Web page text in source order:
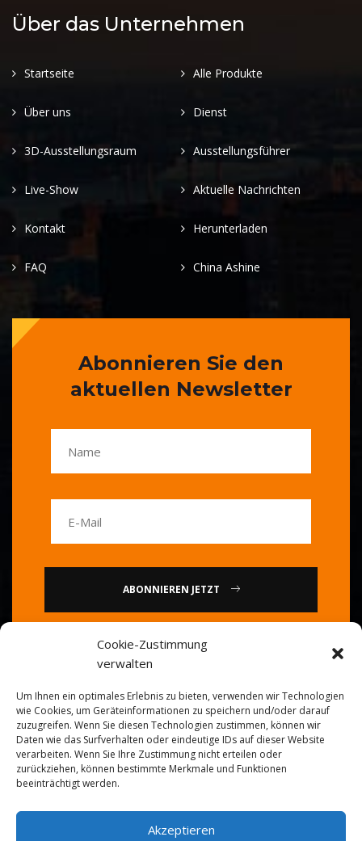
Cookie-Zustimmung
verwalten
Um Ihnen ein optimales Erlebnis zu bieten, verwenden wir Technologien
wie Cookies, um Geräteinformationen zu speichern und/oder darauf
zuzugreifen. Wenn Sie diesen Technologien zustimmen, können wir
Daten wie das Surfverhalten oder eindeutige IDs auf dieser Website
verarbeiten. Wenn Sie Ihre Zustimmung nicht erteilen oder
zurückziehen, können bestimmte Merkmale und Funktionen
beeinträchtigt werden.
Akzeptieren
Über das Unternehmen
Startseite Alle Produkte
Über uns Dienst
3D-Ausstellungsraum Ausstellungsführer
Live-Show Aktuelle Nachrichten
Kontakt Herunterladen
FAQ China Ashine
Abonnieren Sie den
aktuellen Newsletter
ABONNIEREN JETZT
oder
Rufen Sie uns an: 0086-20-
84739585